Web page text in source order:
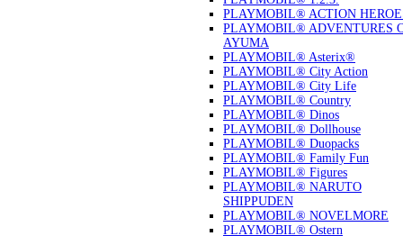
PLAYMOBIL® ACTION
PLAYMOBIL® ADVENTURES
AYUMA
PLAYMOBIL® Asterix®
PLAYMOBIL® City Action
PLAYMOBIL® City Life
PLAYMOBIL® Country
PLAYMOBIL® Dinos
PLAYMOBIL® Dollhouse
PLAYMOBIL® Duopacks
PLAYMOBIL® Family Fun
PLAYMOBIL® Figures
PLAYMOBIL® NARUTO
SHIPPUDEN
PLAYMOBIL® NOVELMORE
PLAYMOBIL® Ostern